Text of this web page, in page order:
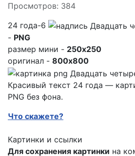
Просмотров: 384
24 года-6
- PNG
размер мини - 250x250
оригинал - 800x800
Красивый текст 24 года —
PNG без фона.
Что скажете?
Картинки и ссылки
Для сохранения картинки на